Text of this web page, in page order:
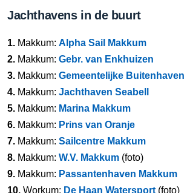
Jachthavens in de buurt
1. Makkum: Alpha Sail Makkum
2. Makkum: Gebr. van Enkhuizen
3. Makkum: Gemeentelijke
4. Makkum: Jachthaven Seabell
5. Makkum: Marina Makkum
6. Makkum: Prins van Oranje
7. Makkum: Sailcentre Makkum
8. Makkum: W.V. Makkum (foto)
9. Makkum: Passantenhaven Makkum
10. Workum: De Haan Watersport (foto)